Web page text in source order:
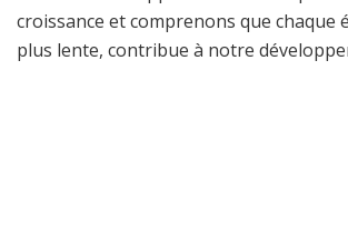
croissance et comprenons que chaque
plus lente, contribue à notre